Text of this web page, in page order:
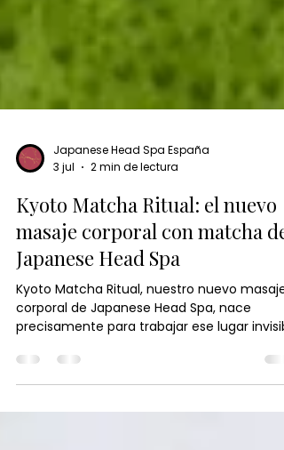
Japanese Head Spa España
3 jul
2 min de lectura
Kyoto Matcha Ritual: el nuevo
masaje corporal con matcha de
Japanese Head Spa
Kyoto Matcha Ritual, nuestro nuevo masaje
corporal de Japanese Head Spa, nace